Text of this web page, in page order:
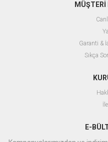
Garanti &
Sıkça
E-